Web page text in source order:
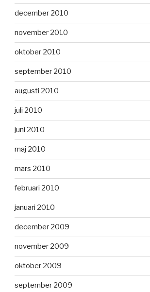
december 2010
november 2010
oktober 2010
september 2010
augusti 2010
juli 2010
juni 2010
maj 2010
mars 2010
februari 2010
januari 2010
december 2009
november 2009
oktober 2009
september 2009